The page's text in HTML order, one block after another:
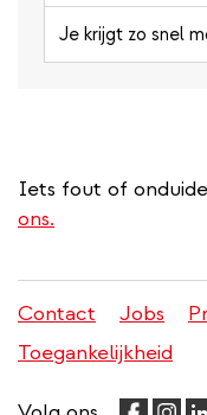
Je krijgt zo snel
Iets fout of
ons.
Juridisch
menu
Contact Jobs
Toegankelijkheid